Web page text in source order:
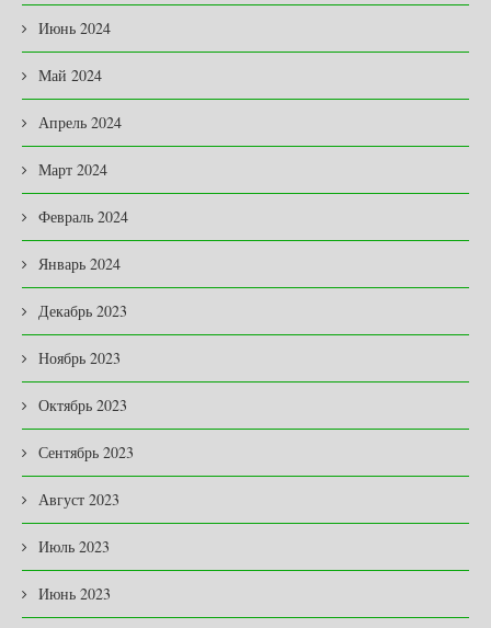
Июнь 2024
Май 2024
Апрель 2024
Март 2024
Февраль 2024
Январь 2024
Декабрь 2023
Ноябрь 2023
Октябрь 2023
Сентябрь 2023
Август 2023
Июль 2023
Июнь 2023